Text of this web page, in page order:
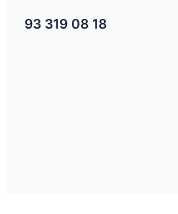
93 319 08 18